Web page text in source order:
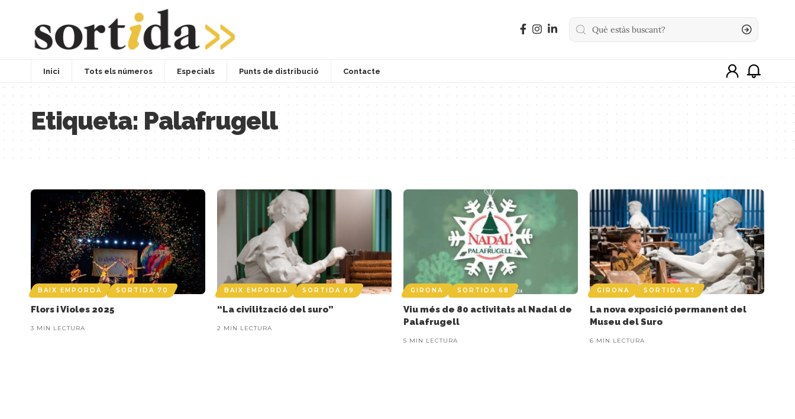
Inici Tots els números Especials Punts de distribució Contacte
Etiqueta: Palafrugell
BAIX EMPORDÀ SORTIDA 70
Flors i Violes 2025
3 MIN LECTURA
BAIX EMPORDÀ SORTIDA 69
“La civilització del suro”
2 MIN LECTURA
GIRONA SORTIDA 68
Viu més de 80 activitats al Nadal de
Palafrugell
5 MIN LECTURA
GIRONA SORTIDA 67
La nova exposició permanent del
Museu del Suro
6 MIN LECTURA